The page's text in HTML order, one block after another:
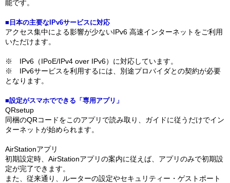
能です。
■日本の主要なIPv6サービスに対応
アクセス集中による影響が少ないIPv6 高速インターネットをご利用
いただけます。
※ IPv6（IPoE/IPv4 over IPv6）に対応しています。
※ IPv6サービスを利用するには、別途プロバイダとの契約が必要
となります。
■設定がスマホでできる「専用アプリ」
QRsetup
同梱のQRコードをこのアプリで読み取り、ガイドに従うだけでイン
ターネットが始められます。
AirStationアプリ
初期設定時、AirStationアプリの案内に従えば、アプリのみで初期設
定が完了できます。
また、従来通り、ルーターの設定やセキュリティー・ゲストポート